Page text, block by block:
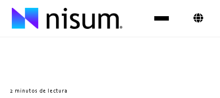
2 minutos de lectura